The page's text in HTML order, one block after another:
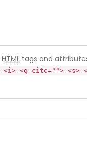
HTML tags and
<i> <q cite=""> <s>